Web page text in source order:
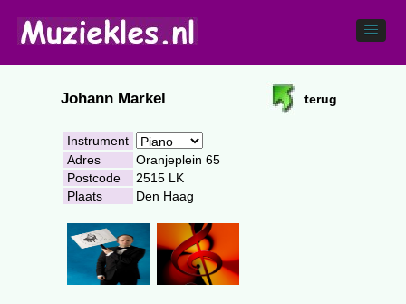
Johann Markel terug
Instrument
Adres
Oranjeplein 65
Postcode
2515 LK
Plaats
Den Haag